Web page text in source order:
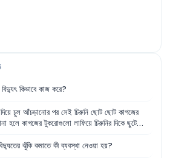
বিদ্যুৎ কিভাবে কাজ করে?
দিয়ে চুল আঁচড়ানোর পর সেই চিরুনি ছোট ছোট কাগজের
হলে কাগজের টুকরোগুলো লাফিয়ে চিরুনির দিকে ছুটে
শব্দে বজ্রপাত হয়। এই দুটো বিষয়ের
ঝুঁকি কমাতে কী ব্যবস্থা নেওয়া হয়?